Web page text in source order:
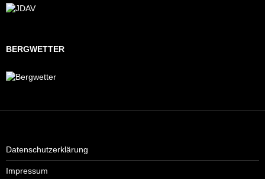
BERGWETTER
Datenschutzerklärung
Impressum